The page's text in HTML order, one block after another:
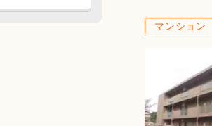
マンション